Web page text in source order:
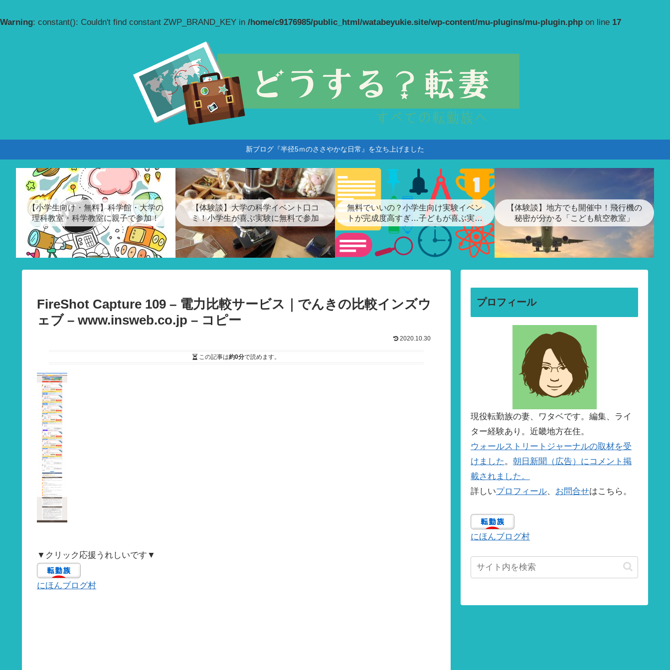
Warning: constant(): Couldn't find constant ZWP_BRAND_KEY in /home/c9176985/public_html/watabeyukie.site/wp-content/mu-plugins/mu-plugin.php on line 17
新ブログ『半径5ｍのささやかな日常』を立ち上げました
【小学生向け・無料】科学館・大学の
理科教室・科学教室に親子で参加！
【体験談】大学の科学イベント口コ
ミ！小学生が喜ぶ実験に無料で参加
無料でいいの？小学生向け実験イベン
トが完成度高すぎ…子どもが喜ぶ実験
ショー
【体験談】地方でも開催中！飛行機の
秘密が分かる「こども航空教室」
FireShot Capture 109 – 電力比較サービス｜でんきの比較インズウ
ェブ – www.insweb.co.jp – コピー
2020.10.30
この記事は約0分で読めます。
▼クリック応援うれしいです▼
にほんブログ村
プロフィール
現役転勤族の妻、ワタベです。編集、ライ
ター経験あり。近畿地方在住。
ウォールストリートジャーナルの取材を受
けました。 朝日新聞（広告）にコメント掲
載されました。
詳しいプロフィール、 お問合せはこちら。
にほんブログ村